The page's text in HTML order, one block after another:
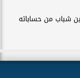
يستبعد 4 لاعبين شباب من حساباته